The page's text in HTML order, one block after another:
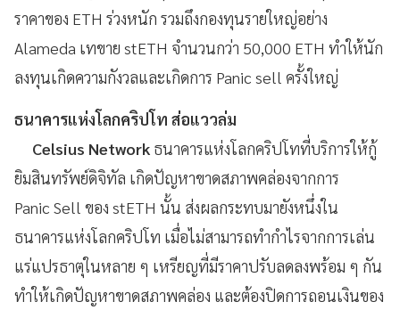
ราคาของ ETH ร่วงหนัก รวมถึงกองทุนรายใหญ่อย่าง
Alameda เทขาย stETH จำนวนกว่า 50,000 ETH ทำให้นัก
ลงทุนเกิดความกังวลและเกิดการ Panic sell ครั้งใหญ่
ธนาคารแห่งโลกคริปโท ส่อแววล่ม
Celsius Network ธนาคารแห่งโลกคริปโทที่บริการให้กู้
ยิมสินทรัพย์ดิจิทัล เกิดปัญหาขาดสภาพคล่องจากการ
Panic Sell ของ stETH นั้น ส่งผลกระทบมายังหนึ่งใน
ธนาคารแห่งโลกคริปโท เมื่อไม่สามารถทำกำไรจากการเล่น
แร่แปรธาตุในหลาย ๆ เหรียญที่มีราคาปรับลดลงพร้อม ๆ กัน
ทำให้เกิดปัญหาขาดสภาพคล่อง และต้องปิดการถอนเงินของ